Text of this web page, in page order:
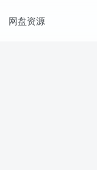
网盘资源